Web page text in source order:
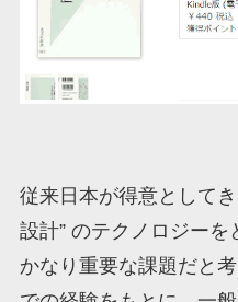
従来日本が得意としてき
設計” のテクノロジー
かなり重要な課題だと